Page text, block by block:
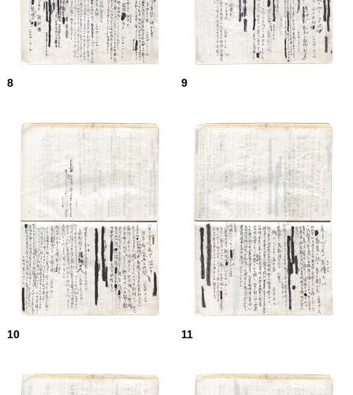
8 9
10 11